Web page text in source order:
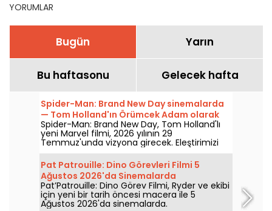
YORUMLAR
Bugün Yarın
Bu haftasonu Gelecek hafta
Spider-Man: Brand New Day sinemalarda
— Tom Holland'ın Örümcek Adam olarak
dönüşüne dair spoiler içermeyen
incelememiz
Spider-Man: Brand New Day, Tom Holland'lı
yeni Marvel filmi, 2026 yılının 29
Temmuz'unda vizyona girecek. Eleştirimizi
keşfedin!
Pat Patrouille: Dino Görevleri Filmi 5
Ağustos 2026'da Sinemalarda
Pat’Patrouille: Dino Görev Filmi, Ryder ve ekibi
için yeni bir tarih öncesi macera ile 5
Ağustos 2026'da sinemalarda.